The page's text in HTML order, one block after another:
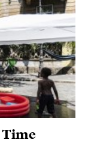
Time